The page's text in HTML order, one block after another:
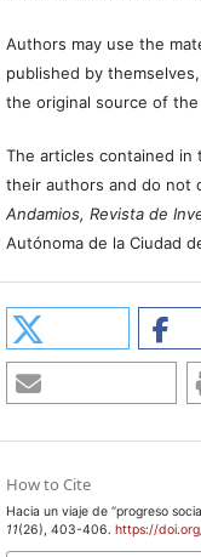
Authors may use the
published by
the original source of
The articles contained
their authors and do not
Andamios, Revista de
Autónoma de la Ciudad
How to Cite
Hacia un viaje de “progreso
11(26), 403-406. https://